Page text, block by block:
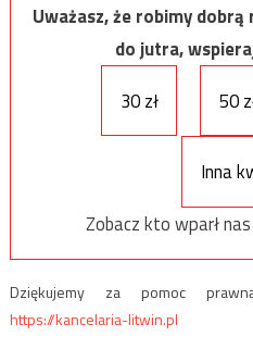
Uważasz, że robimy
do jutra,
30 zł
50
Inna
Zobacz kto wparł
Dziękujemy za pomoc
https://kancelaria-litwin.pl